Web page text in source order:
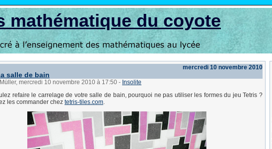
mathématique du coyote
mercredi 10 novembre 2010
salle de bain
mercredi 10 novembre 2010 à 17:50 - Insolite
refaire le carrelage de votre salle de bain, pourquoi ne pas utiliser les formes du jeu Tetris ?
les commander chez tetris-tiles.com.